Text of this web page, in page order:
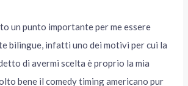
un punto importante per me essere
bilingue, infatti uno dei motivi per cui la
di avermi scelta è proprio la mia
bene il comedy timing americano pur